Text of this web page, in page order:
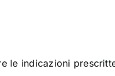
le indicazioni